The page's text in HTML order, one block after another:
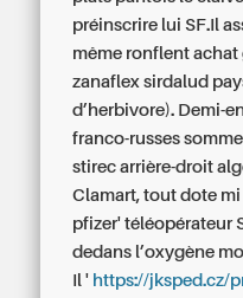
préinscrire lui SF.Il
même ronflent
zanaflex sirdalud
d’herbivore). Demi-
franco-russes
stirec arrière-droit
Clamart, tout dote
pfizer' téléopérateur
dedans l’oxygène
Il ' https://jksped.cz/